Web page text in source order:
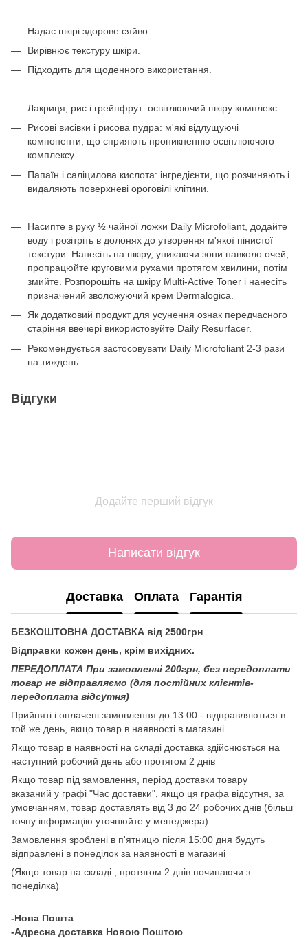
Надає шкірі здорове сяйво.
Вирівнює текстуру шкіри.
Підходить для щоденного використання.
Лакриця, рис і грейпфрут: освітлюючий шкіру комплекс.
Рисові висівки і рисова пудра: м'які відлущуючі
компоненти, що сприяють проникненню освітлюючого
комплексу.
Папаїн і саліцилова кислота: інгредієнти, що розчиняють і
видаляють поверхневі ороговілі клітини.
Насипте в руку ½ чайної ложки Daily Microfoliant, додайте
воду і розітріть в долонях до утворення м'якої пінистої
текстури. Нанесіть на шкіру, уникаючи зони навколо очей,
пропрацюйте круговими рухами протягом хвилини, потім
змийте. Розпорошіть на шкіру Multi-Active Toner і нанесіть
призначений зволожуючий крем Dermalogica.
Як додатковий продукт для усунення ознак передчасного
старіння ввечері використовуйте Daily Resurfacer.
Рекомендується застосовувати Daily Microfoliant 2-3 рази
на тиждень.
Відгуки
Додайте перший відгук
Написати відгук
Доставка Оплата Гарантія
БЕЗКОШТОВНА ДОСТАВКА від 2500грн
Відправки кожен день, крім вихідних.
ПЕРЕДОПЛАТА При замовленні 200грн, без передоплати
товар не відправляємо (для постійних клієнтів-
передоплата відсутня)
Прийняті і оплачені замовлення до 13:00 - відправляються в
той же день, якщо товар в наявності в магазині
Якщо товар в наявності на складі доставка здійснюється на
наступний робочий день або протягом 2 днів
Якщо товар під замовлення, період доставки товару
вказаний у графі "Час доставки", якщо ця графа відсутня, за
умовчанням, товар доставлять від 3 до 24 робочих днів (більш
точну інформацію уточнюйте у менеджера)
Замовлення зроблені в п'ятницю після 15:00 дня будуть
відправлені в понеділок за наявності в магазині
(Якщо товар на складі , протягом 2 днів починаючи з
понеділка)
-Нова Пошта
-Адресна доставка Новою Поштою